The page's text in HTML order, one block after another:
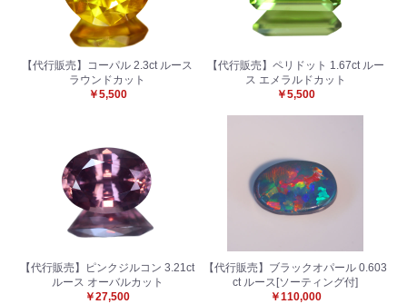
【代行販売】コーパル 2.3ct ルース
ラウンドカット
￥5,500
【代行販売】ペリドット 1.67ct ルー
ス エメラルドカット
￥5,500
【代行販売】ピンクジルコン 3.21ct
ルース オーバルカット
￥27,500
【代行販売】ブラックオパール 0.603
ct ルース[ソーティング付]
￥110,000